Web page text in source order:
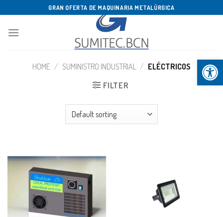
Abrir
al
contenido
GRAN OFERTA DE MAQUINARIA METALÚRGICA
HOME / SUMINISTRO INDUSTRIAL / ELÉCTRICOS
FILTER